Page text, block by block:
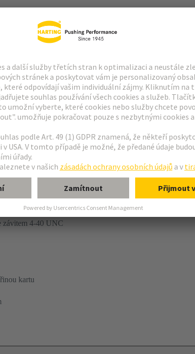
závitem 4-40 UNC
kartu